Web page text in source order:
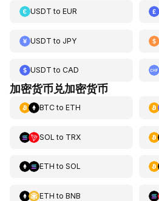
USDT to EUR
USDT to JPY
USDT to CAD
加密货币兑加密货币
BTCto ETH
SOL to TRX
ETH to SOL
ETH to BNB